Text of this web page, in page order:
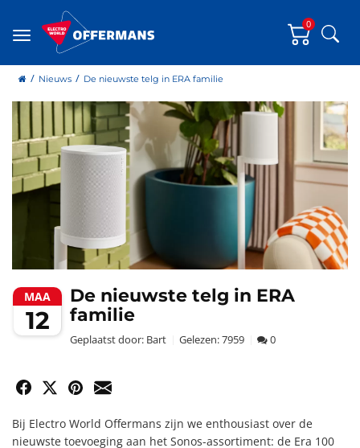
Menu
0
homeNieuws De nieuwste telg in ERA familie
MAA
12
De nieuwste telg in ERA
familie
Geplaatst door: Bart Gelezen:7959 0
FacebookX-Twitter
PinterestEmail
Bij Electro World Offermans zijn we enthousiast over de
nieuwste toevoeging aan het Sonos-assortiment: de Era 100